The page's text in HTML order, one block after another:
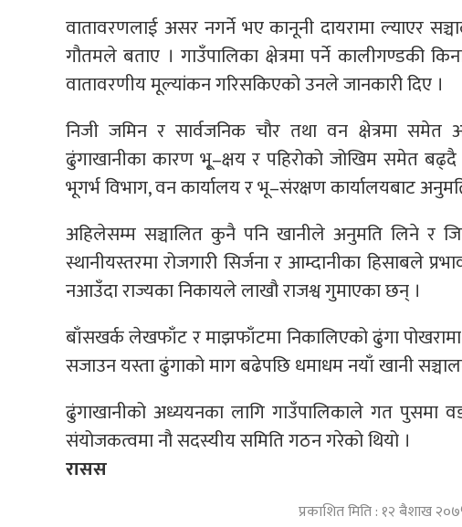
वातावरणलाई असर नगर्ने भए कानूनी दायरामा ल्याएर
गौतमले बताए । गाउँपालिका क्षेत्रमा पर्ने कालीगण्डकी
वातावरणीय मूल्यांकन गरिसकिएको उनले जानकारी दिए ।
निजी जमिन र सार्वजनिक चौर तथा वन क्षेत्रमा
ढुंगाखानीका कारण भू्–क्षय र पहिरोको जोखिम समेत
भूगर्भ विभाग, वन कार्यालय र भू–संरक्षण कार्यालयबाट
अहिलेसम्म सञ्चालित कुनै पनि खानीले अनुमति लिने र
स्थानीयस्तरमा रोजगारी सिर्जना र आम्दानीका हिसाबले
नआउँदा राज्यका निकायले लाखौ राजश्व गुमाएका छन् ।
बाँसखर्क लेखफाँट र माझफाँटमा निकालिएको ढुंगा
सजाउन यस्ता ढुंगाको माग बढेपछि धमाधम नयाँ खानी
ढुंगाखानीको अध्ययनका लागि गाउँपालिकाले गत पुसमा
संयोजकत्वमा नौ सदस्यीय समिति गठन गरेको थियो ।
रासस
प्रकाशित मिति : १२ बैशाख